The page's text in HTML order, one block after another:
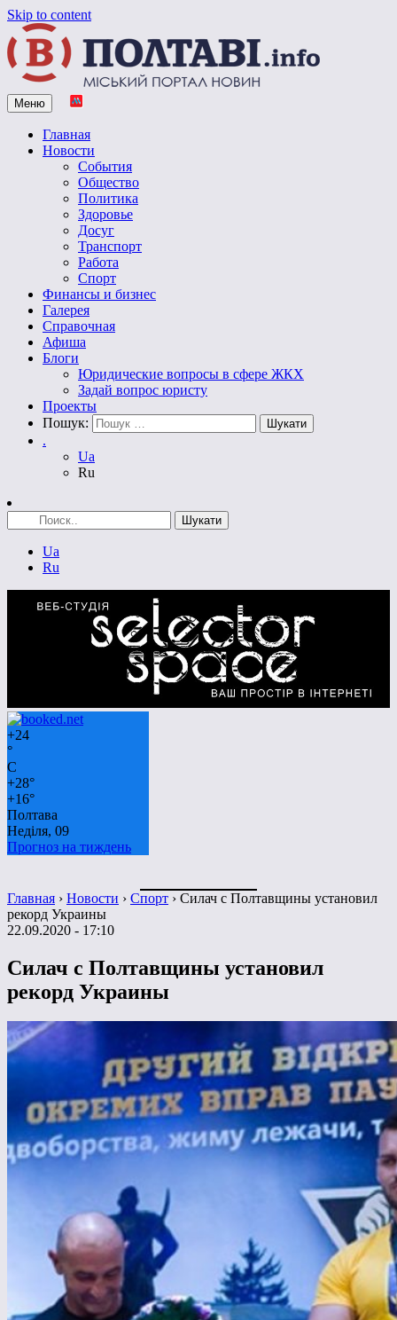
Skip to content
Vpoltave.info
Полтавский портал новостей
Меню
Главная
Новости
События
Общество
Политика
Здоровье
Досуг
Транспорт
Работа
Спорт
Финансы и бизнес
Галерея
Справочная
Афиша
Блоги
Юридические вопросы в сфере ЖКХ
Задай вопрос юристу
Проекты
Пошук:
.
Ua
Ru
Ua
Ru
+24
°
C
+28°
+16°
Полтава
Неділя, 09
Прогноз на тиждень
Главная › Новости › Спорт › Силач с Полтавщины установил
рекорд Украины
22.09.2020 - 17:10
Силач с Полтавщины установил
рекорд Украины